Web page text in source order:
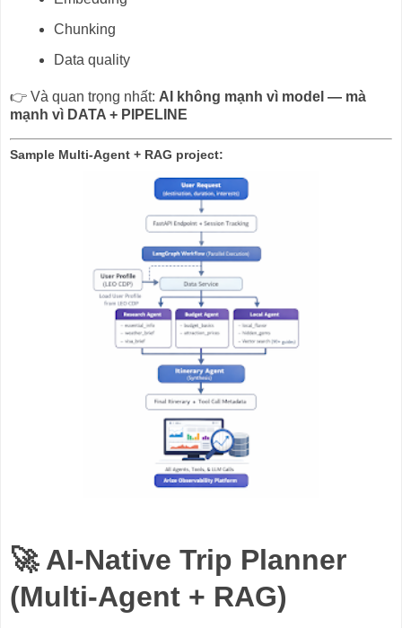
Chunking
Data quality
👉 Và quan trọng nhất: AI không mạnh vì model — mà
mạnh vì DATA + PIPELINE
Sample Multi-Agent + RAG project:
🚀 AI-Native Trip Planner
(Multi-Agent + RAG)